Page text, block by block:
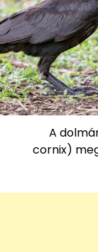
A
cornix)